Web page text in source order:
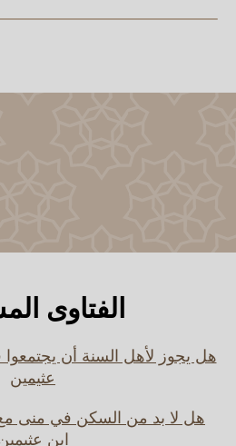
الفتاوى
هل يجوز لأهل السنة أن
عثيمين
هل لا بد من السكن في منى مع
ابن